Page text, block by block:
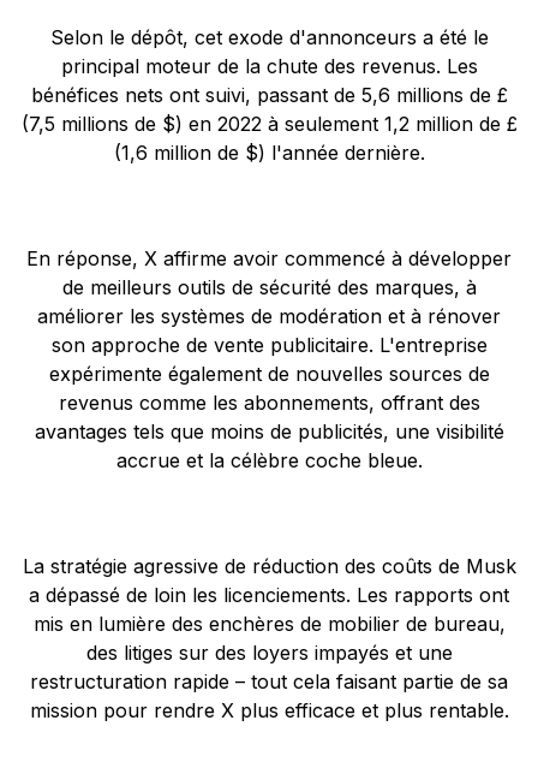
Selon le dépôt, cet exode d'annonceurs a été le
principal moteur de la chute des revenus. Les
bénéfices nets ont suivi, passant de 5,6 millions de £
(7,5 millions de $) en 2022 à seulement 1,2 million de £
(1,6 million de $) l'année dernière.
En réponse, X affirme avoir commencé à développer
de meilleurs outils de sécurité des marques, à
améliorer les systèmes de modération et à rénover
son approche de vente publicitaire. L'entreprise
expérimente également de nouvelles sources de
revenus comme les abonnements, offrant des
avantages tels que moins de publicités, une visibilité
accrue et la célèbre coche bleue.
La stratégie agressive de réduction des coûts de Musk
a dépassé de loin les licenciements. Les rapports ont
mis en lumière des enchères de mobilier de bureau,
des litiges sur des loyers impayés et une
restructuration rapide – tout cela faisant partie de sa
mission pour rendre X plus efficace et plus rentable.